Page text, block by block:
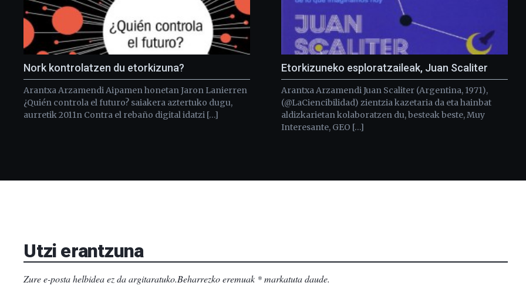
Nork kontrolatzen du etorkizuna?
Arantxa Arzamendi Aipamen honetan Jaron Lanierren
¿Quién controla el futuro? saiakera aztertuko dugu,
aurretik 2011n Contra el rebaño digital idatzi […]
Etorkizuneko esploratzaileak, Juan Scaliter
Arantxa Arzamendi Juan Scaliter (Argentina, 1971),
(@LaCiencibilidad) zientzia kazetaria da eta hainbat
aldizkarietan kolaboratzen du, besteak beste, Muy
Interesante, GEO […]
Utzi erantzuna
Zure e-posta helbidea ez da argitaratuko.Beharrezko eremuak *markatuta daude.